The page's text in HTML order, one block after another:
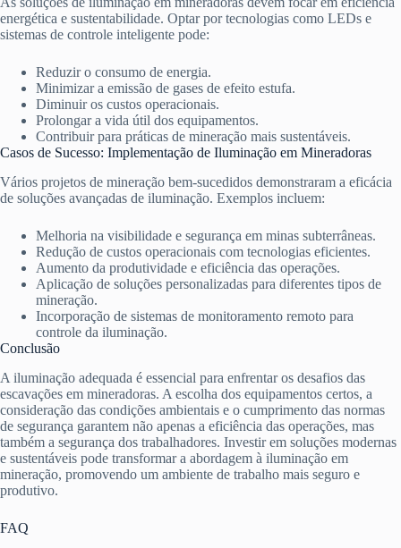
energética e sustentabilidade. Optar por tecnologias como LEDs e
sistemas de controle inteligente pode:
Reduzir o consumo de energia.
Minimizar a emissão de gases de efeito estufa.
Diminuir os custos operacionais.
Prolongar a vida útil dos equipamentos.
Contribuir para práticas de mineração mais sustentáveis.
Casos de Sucesso: Implementação de Iluminação em Mineradoras
Vários projetos de mineração bem-sucedidos demonstraram a eficácia
de soluções avançadas de iluminação. Exemplos incluem:
Melhoria na visibilidade e segurança em minas subterrâneas.
Redução de custos operacionais com tecnologias eficientes.
Aumento da produtividade e eficiência das operações.
Aplicação de soluções personalizadas para diferentes tipos de
mineração.
Incorporação de sistemas de monitoramento remoto para
controle da iluminação.
Conclusão
A iluminação adequada é essencial para enfrentar os desafios das
escavações em mineradoras. A escolha dos equipamentos certos, a
consideração das condições ambientais e o cumprimento das normas
de segurança garantem não apenas a eficiência das operações, mas
também a segurança dos trabalhadores. Investir em soluções modernas
e sustentáveis pode transformar a abordagem à iluminação em
mineração, promovendo um ambiente de trabalho mais seguro e
produtivo.
FAQ